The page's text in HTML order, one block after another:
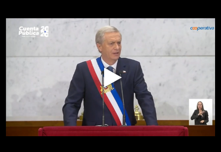
Play
Video